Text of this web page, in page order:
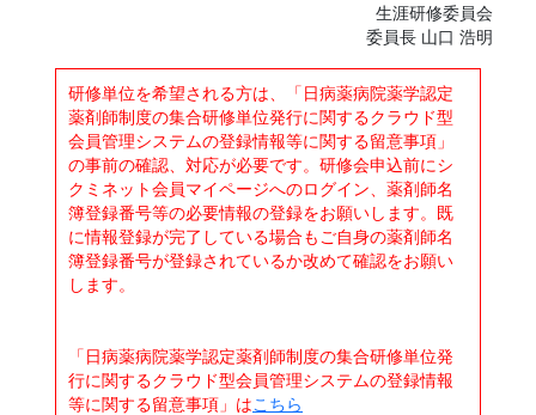
生涯研修委員会
委員長 山口 浩明
研修単位を希望される方は、「日病薬病院薬学認定
薬剤師制度の集合研修単位発行に関するクラウド型
会員管理システムの登録情報等に関する留意事項」
の事前の確認、対応が必要です。研修会申込前にシ
クミネット会員マイページへのログイン、薬剤師名
簿登録番号等の必要情報の登録をお願いします。既
に情報登録が完了している場合もご自身の薬剤師名
簿登録番号が登録されているか改めて確認をお願い
します。
「日病薬病院薬学認定薬剤師制度の集合研修単位発
行に関するクラウド型会員管理システムの登録情報
等に関する留意事項」はこちら